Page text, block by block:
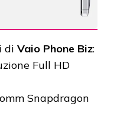
di Vaio Phone Biz:
Full HD
Snapdragon